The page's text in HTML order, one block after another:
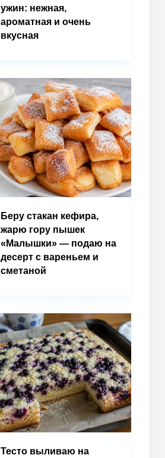
ужин: нежная,
ароматная и очень
вкусная
Беру стакан кефира,
жарю гору пышек
«Малышки» — подаю на
десерт с вареньем и
сметаной
Тесто выливаю на